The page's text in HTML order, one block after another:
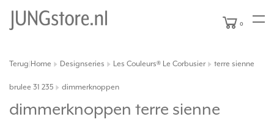
0
Terug Home Designseries Les Couleurs® Le Corbusier terre sienne
brulee 31 235 dimmerknoppen
dimmerknoppen terre sienne